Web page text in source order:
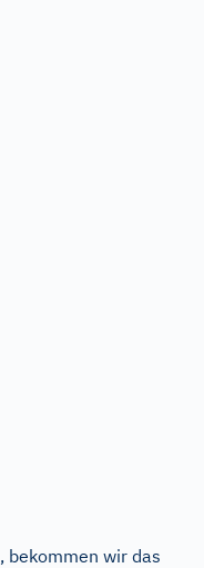
bekommen wir das